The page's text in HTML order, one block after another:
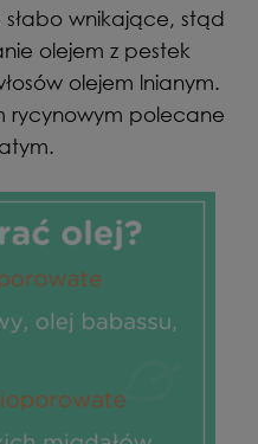
słabo wnikające, stąd
olejem z pestek
olejem lnianym.
rycynowym polecane